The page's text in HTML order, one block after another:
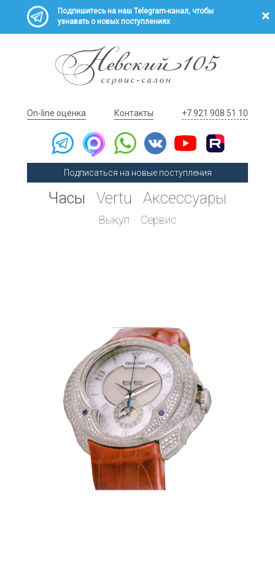
Подпишитесь на наш Telegram-канал, чтобы
узнавать о новых поступлениях
On-line оценка Контакты +7 921 908 51 10
Подписаться на новые поступления
Часы Vertu Аксессуары
Выкуп Сервис